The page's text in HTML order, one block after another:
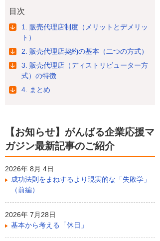
目次
1. 販売代理店制度（メリットとデメリッ
ト）
2. 販売代理店契約の基本（二つの方式）
3. 販売代理店（ディストリビューター方
式）の特徴
4. まとめ
【お知らせ】がんばる企業応援マ
ガジン最新記事のご紹介
2026年 8月 4日
成功法則をまねするより現実的な「失敗学」
（前編）
2026年 7月28日
基本から考える「休日」